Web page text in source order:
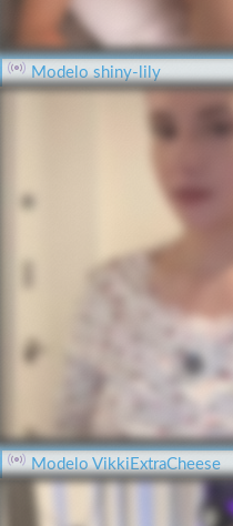
Modelo shiny-lily
Modelo VikkiExtraCheese